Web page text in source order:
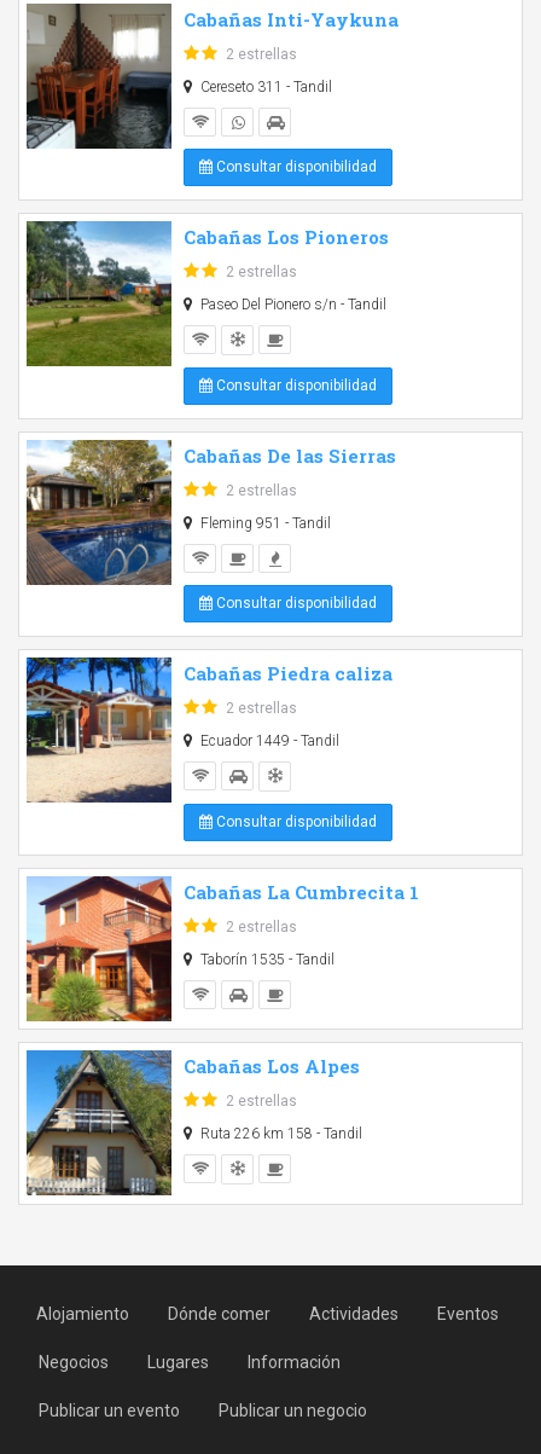
Cabañas Inti-Yaykuna
2 estrellas
Cereseto 311 - Tandil
Consultar disponibilidad
Cabañas Los Pioneros
2 estrellas
Paseo Del Pionero s/n - Tandil
Consultar disponibilidad
Cabañas De las Sierras
2 estrellas
Fleming 951 - Tandil
Consultar disponibilidad
Cabañas Piedra caliza
2 estrellas
Ecuador 1449 - Tandil
Consultar disponibilidad
Cabañas La Cumbrecita 1
2 estrellas
Taborín 1535 - Tandil
Cabañas Los Alpes
2 estrellas
Ruta 226 km 158 - Tandil
Alojamiento Dónde comer Actividades Eventos
Negocios Lugares Información
Publicar un evento Publicar un negocio